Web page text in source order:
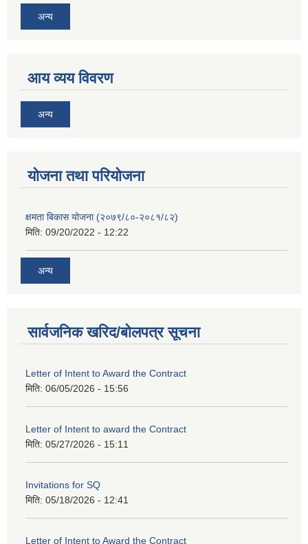
अन्य
आय व्यय विवरण
अन्य
याेजना तथा परियाेजना
क्षमता बिकास योजना (२०७९/८०-२०८१/८२)
मिति: 09/20/2022 - 12:22
अन्य
सार्वजनिक खरिद/बोलपत्र सूचना
Letter of Intent to Award the Contract
मिति: 06/05/2026 - 15:56
Letter of Intent to award the Contract
मिति: 05/27/2026 - 15:11
Invitations for SQ
मिति: 05/18/2026 - 12:41
Letter of Intent to Award the Contract